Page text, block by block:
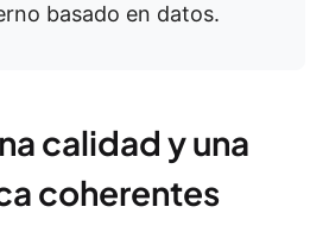
basado en datos.
calidad y una
coherentes